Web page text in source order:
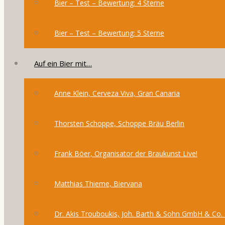
Bier – Test – Bewertung: 4 Sterne
Bier – Test – Bewertung: 5 Sterne
Auf ein Bier mit…
Anne Klein, Cerveza Viva, Gran Canaria
Thorsten Schoppe, Schoppe Bräu Berlin
Frank Böer, Organisator der Braukunst Live!
Matthias Thieme, Biervana
Dr. Akis Trouboukis, Joh. Barth & Sohn GmbH & Co.